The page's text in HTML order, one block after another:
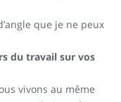
que je ne peux
du travail sur vos
vivons au même